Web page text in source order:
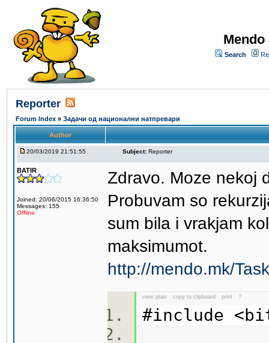
Search
Reporter
Forum Index » Задачи од национални натпревари
Author
20/03/2019 21:51:55 Subject: Reporter
BATIR
Joined: 20/06/2015 16:36:50
Messages: 155
Offline
Zdravo. Moze nekoj
Probuvam so
sum bila i vrakjam
maksimumot.
http://mendo.mk/
view plain copy to clipboard print ?
#include